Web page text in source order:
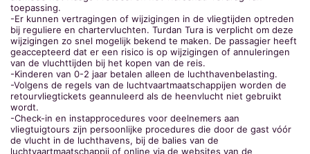
toepassing.
-Er kunnen vertragingen of wijzigingen in de vliegtijden optreden
bij reguliere en chartervluchten. Turdan Tura is verplicht om deze
wijzigingen zo snel mogelijk bekend te maken. De passagier heeft
geaccepteerd dat er een risico is op wijzigingen of annuleringen
van de vluchttijden bij het kopen van de reis.
-Kinderen van 0-2 jaar betalen alleen de luchthavenbelasting.
-Volgens de regels van de luchtvaartmaatschappijen worden de
retourvliegtickets geannuleerd als de heenvlucht niet gebruikt
wordt.
-Check-in en instapprocedures voor deelnemers aan
vliegtuigtours zijn persoonlijke procedures die door de gast vóór
de vlucht in de luchthavens, bij de balies van de
luchtvaartmaatschappij of online via de websites van de